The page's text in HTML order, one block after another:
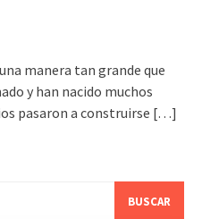
manera tan grande que
y han nacido muchos
pasaron a construirse […]